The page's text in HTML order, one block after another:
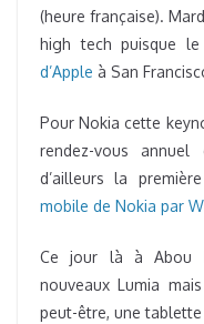
(heure française).
high tech puisque
d’Apple à San
Pour Nokia cette
rendez-vous annuel
d’ailleurs la
mobile de Nokia par
Ce jour là à Abou
nouveaux Lumia
peut-être, une